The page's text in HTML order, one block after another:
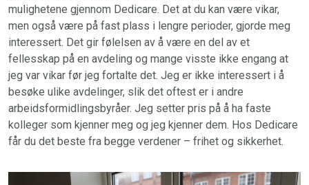
mulighetene gjennom Dedicare. Det at du kan være vikar,
men også være på fast plass i lengre perioder, gjorde meg
interessert. Det gir følelsen av å være en del av et
fellesskap på en avdeling og mange visste ikke engang at
jeg var vikar før jeg fortalte det. Jeg er ikke interessert i å
besøke ulike avdelinger, slik det oftest er i andre
arbeidsformidlingsbyråer. Jeg setter pris på å ha faste
kolleger som kjenner meg og jeg kjenner dem. Hos Dedicare
får du det beste fra begge verdener – frihet og sikkerhet.